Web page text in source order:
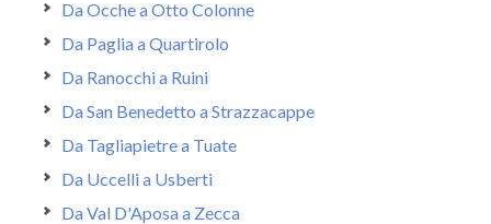
Da Ocche a Otto Colonne
Da Paglia a Quartirolo
Da Ranocchi a Ruini
Da San Benedetto a Strazzacappe
Da Tagliapietre a Tuate
Da Uccelli a Usberti
Da Val D'Aposa a Zecca